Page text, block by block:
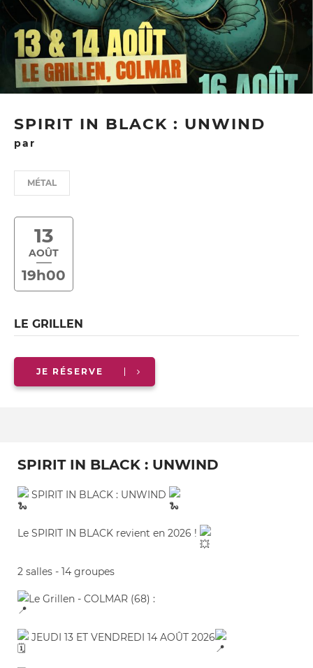
SPIRIT IN BLACK : UNWIND
par
MÉTAL
13
AOÛT
19h00
LE GRILLEN
JE RÉSERVE
SPIRIT IN BLACK : UNWIND
SPIRIT IN BLACK : UNWIND
Le SPIRIT IN BLACK revient en 2026 !
2 salles - 14 groupes
Le Grillen - COLMAR (68) :
JEUDI 13 ET VENDREDI 14 AOÛT 2026